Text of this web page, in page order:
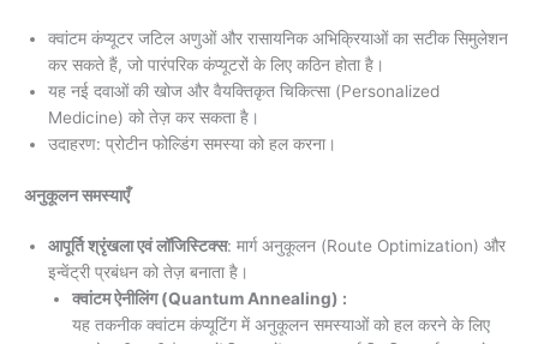
क्वांटम कंप्यूटर जटिल अणुओं और रासायनिक अभिक्रियाओं का सटीक सिमुलेशन
कर सकते हैं, जो पारंपरिक कंप्यूटरों के लिए कठिन होता है।
यह नई दवाओं की खोज और वैयक्तिकृत चिकित्सा (Personalized
Medicine) को तेज़ कर सकता है।
उदाहरण: प्रोटीन फोल्डिंग समस्या को हल करना।
अनुकूलन समस्याएँ
आपूर्ति श्रृंखला एवं लॉजिस्टिक्स: मार्ग अनुकूलन (Route Optimization) और
इन्वेंट्री प्रबंधन को तेज़ बनाता है।
क्वांटम ऐनीलिंग (Quantum Annealing) :
यह तकनीक क्वांटम कंप्यूटिंग में अनुकूलन समस्याओं को हल करने के लिए